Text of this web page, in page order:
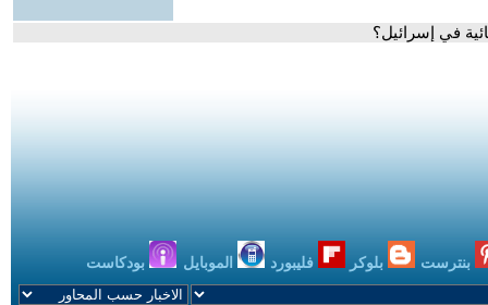
في إسرائيل؟
بنترست بلوكر فليبورد الموبايل بودكاست